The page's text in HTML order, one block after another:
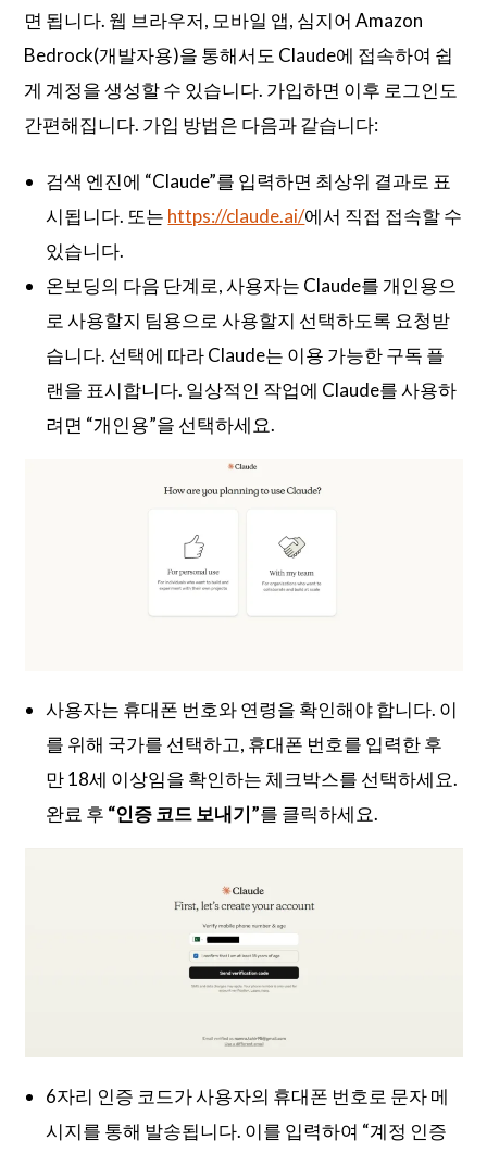
면 됩니다. 웹 브라우저, 모바일 앱, 심지어 Amazon
Bedrock(개발자용)을 통해서도 Claude에 접속하여 쉽
게 계정을 생성할 수 있습니다. 가입하면 이후 로그인도
간편해집니다. 가입 방법은 다음과 같습니다:
검색 엔진에 “Claude”를 입력하면 최상위 결과로 표
시됩니다. 또는 https://claude.ai/에서 직접 접속할 수
있습니다.
온보딩의 다음 단계로, 사용자는 Claude를 개인용으
로 사용할지 팀용으로 사용할지 선택하도록 요청받
습니다. 선택에 따라 Claude는 이용 가능한 구독 플
랜을 표시합니다. 일상적인 작업에 Claude를 사용하
려면 “개인용”을 선택하세요.
사용자는 휴대폰 번호와 연령을 확인해야 합니다. 이
를 위해 국가를 선택하고, 휴대폰 번호를 입력한 후
만 18세 이상임을 확인하는 체크박스를 선택하세요.
완료 후 “인증 코드 보내기”를 클릭하세요.
6자리 인증 코드가 사용자의 휴대폰 번호로 문자 메
시지를 통해 발송됩니다. 이를 입력하여 “계정 인증